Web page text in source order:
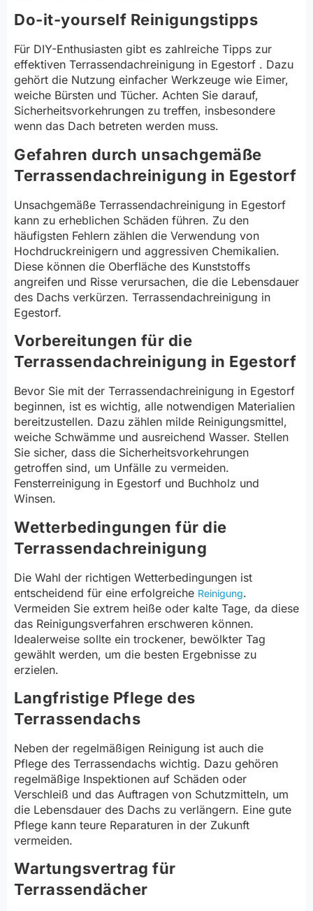
Do-it-yourself Reinigungstipps
Für DIY-Enthusiasten gibt es zahlreiche Tipps zur
effektiven Terrassendachreinigung in Egestorf . Dazu
gehört die Nutzung einfacher Werkzeuge wie Eimer,
weiche Bürsten und Tücher. Achten Sie darauf,
Sicherheitsvorkehrungen zu treffen, insbesondere
wenn das Dach betreten werden muss.
Gefahren durch unsachgemäße
Terrassendachreinigung in Egestorf
Unsachgemäße Terrassendachreinigung in Egestorf
kann zu erheblichen Schäden führen. Zu den
häufigsten Fehlern zählen die Verwendung von
Hochdruckreinigern und aggressiven Chemikalien.
Diese können die Oberfläche des Kunststoffs
angreifen und Risse verursachen, die die Lebensdauer
des Dachs verkürzen. Terrassendachreinigung in
Egestorf.
Vorbereitungen für die
Terrassendachreinigung in Egestorf
Bevor Sie mit der Terrassendachreinigung in Egestorf
beginnen, ist es wichtig, alle notwendigen Materialien
bereitzustellen. Dazu zählen milde Reinigungsmittel,
weiche Schwämme und ausreichend Wasser. Stellen
Sie sicher, dass die Sicherheitsvorkehrungen
getroffen sind, um Unfälle zu vermeiden.
Fensterreinigung in Egestorf und Buchholz und
Winsen.
Wetterbedingungen für die
Terrassendachreinigung
Die Wahl der richtigen Wetterbedingungen ist
entscheidend für eine erfolgreiche Reinigung.
Vermeiden Sie extrem heiße oder kalte Tage, da diese
das Reinigungsverfahren erschweren können.
Idealerweise sollte ein trockener, bewölkter Tag
gewählt werden, um die besten Ergebnisse zu
erzielen.
Langfristige Pflege des
Terrassendachs
Neben der regelmäßigen Reinigung ist auch die
Pflege des Terrassendachs wichtig. Dazu gehören
regelmäßige Inspektionen auf Schäden oder
Verschleiß und das Auftragen von Schutzmitteln, um
die Lebensdauer des Dachs zu verlängern. Eine gute
Pflege kann teure Reparaturen in der Zukunft
vermeiden.
Wartungsvertrag für
Terrassendächer